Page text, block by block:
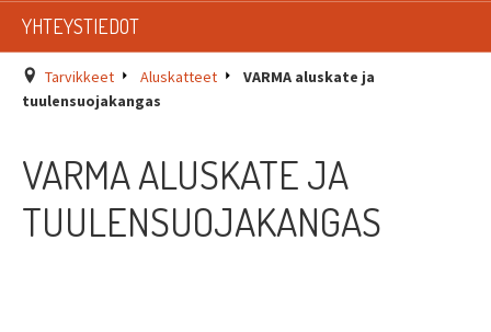
LISTAT
SADEVESIJÄRJESTELMÄT
TIKASTUOTTEET
KATTOLUUKUT JA KATTOLÄPIVIENNIT
YHTEYSTIEDOT
Tarvikkeet Aluskatteet
VARMA aluskate ja
tuulensuojakangas
VARMA ALUSKATE JA
TUULENSUOJAKANGAS